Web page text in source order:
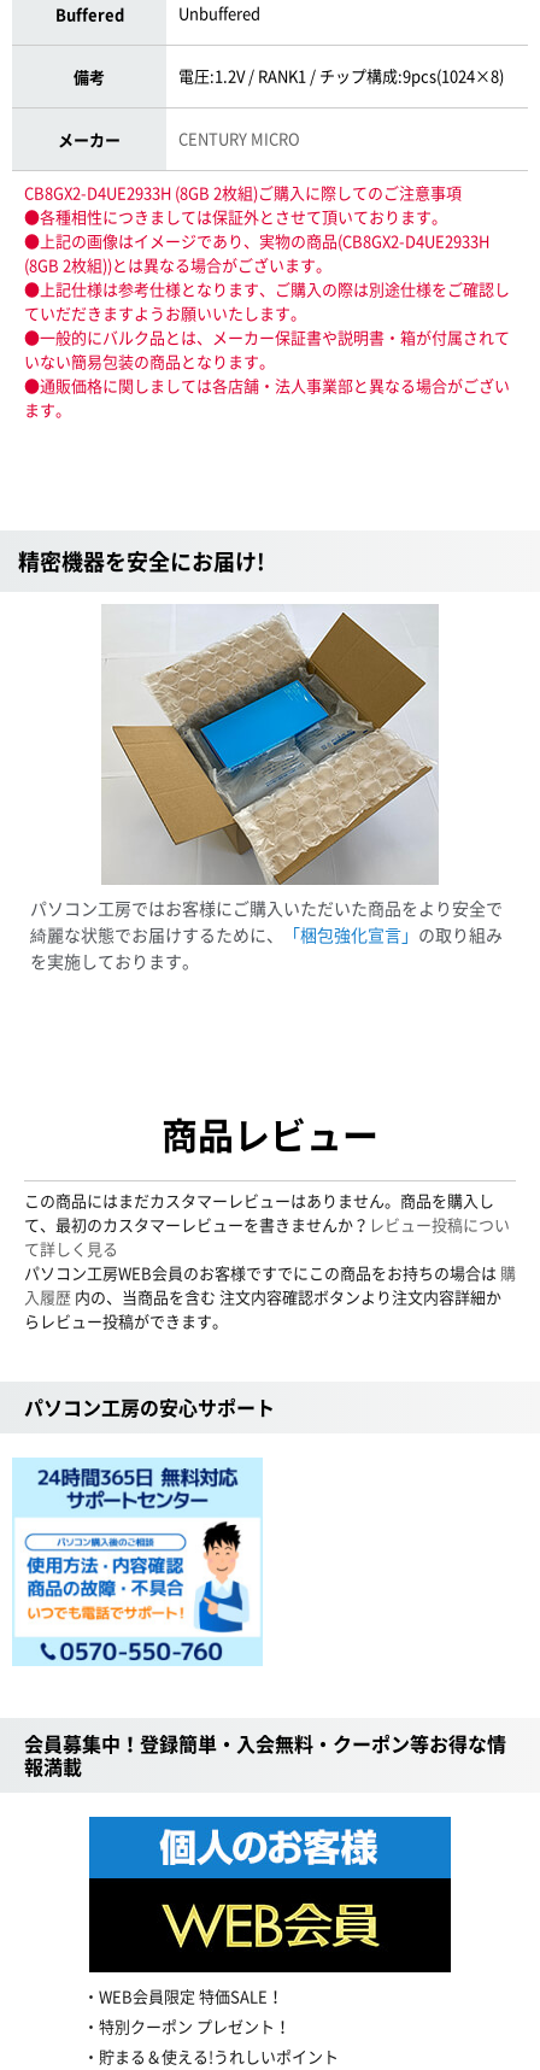
Buffered Unbuffered
備考 電圧:1.2V / RANK1 / チップ構成:9pcs(1024×8)
メーカー CENTURY MICRO
CB8GX2-D4UE2933H (8GB 2枚組)ご購入に際してのご注意事項
●各種相性につきましては保証外とさせて頂いております。
●上記の画像はイメージであり、実物の商品(CB8GX2-D4UE2933H
(8GB 2枚組))とは異なる場合がございます。
●上記仕様は参考仕様となります、ご購入の際は別途仕様をご確認し
ていだだきますようお願いいたします。
●一般的にバルク品とは、メーカー保証書や説明書・箱が付属されて
いない簡易包装の商品となります。
●通販価格に関しましては各店舗・法人事業部と異なる場合がござい
ます。
精密機器を安全にお届け!
パソコン工房ではお客様にご購入いただいた商品をより安全で
綺麗な状態でお届けするために、
「梱包強化宣言」 の取り組み
を実施しております。
商品レビュー
この商品にはまだカスタマーレビューはありません。商品を購入し
て、最初のカスタマーレビューを書きませんか？ レビュー投稿につい
て詳しく見る
パソコン工房WEB会員のお客様ですでにこの商品をお持ちの場合は 購
入履歴 内の、当商品を含む 注文内容確認ボタンより注文内容詳細か
らレビュー投稿ができます。
パソコン工房の安心サポート
会員募集中！登録簡単・入会無料・クーポン等お得な情
報満載
WEB会員限定 特価SALE！
特別クーポン プレゼント！
貯まる＆使える!うれしいポイント